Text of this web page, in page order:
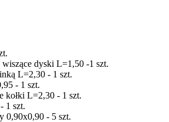
dyski L=1,50 -1 szt.
L=2,30 - 1 szt.
- 1 szt.
kołki L=2,30 - 1 szt.
1 szt.
0,90x0,90 - 5 szt.